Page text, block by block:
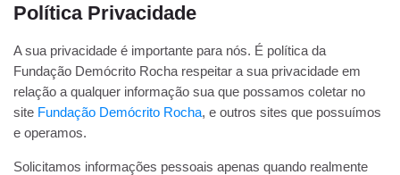
Política Privacidade
A sua privacidade é importante para nós. É política da
Fundação Demócrito Rocha respeitar a sua privacidade em
relação a qualquer informação sua que possamos coletar no
site Fundação Demócrito Rocha, e outros sites que possuímos
e operamos.
Solicitamos informações pessoais apenas quando realmente